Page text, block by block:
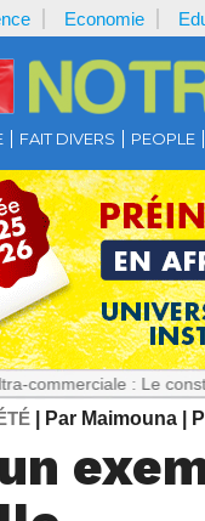
Economie
FAIT DIVERS PEOPLE
: Le constat sans
| Par Maimouna |